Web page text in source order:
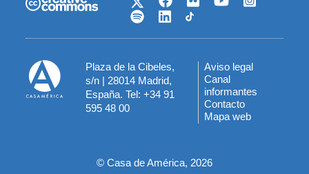
Plaza de la Cibeles,
s/n | 28014 Madrid,
España. Tel: +34 91
595 48 00
Menú
del
pie
Aviso legal
Canal
informantes
Contacto
Mapa web
© Casa de América, 2026